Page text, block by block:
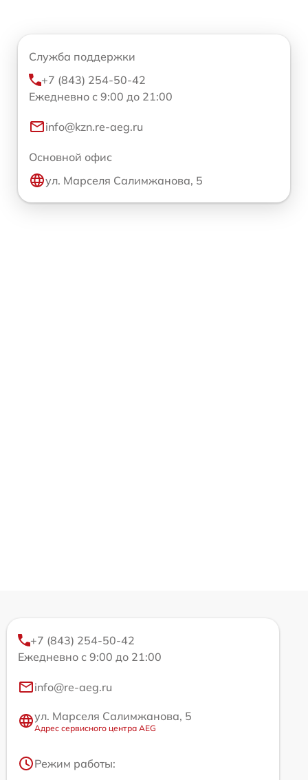
Служба поддержки
+7 (843) 254-50-42
Ежедневно с 9:00 до 21:00
info@kzn.re-aeg.ru
Основной офис
ул. Марселя Салимжанова, 5
+7 (843) 254-50-42
Ежедневно с 9:00 до 21:00
info@re-aeg.ru
ул. Марселя Салимжанова, 5
Адрес сервисного центра AEG
Режим работы: